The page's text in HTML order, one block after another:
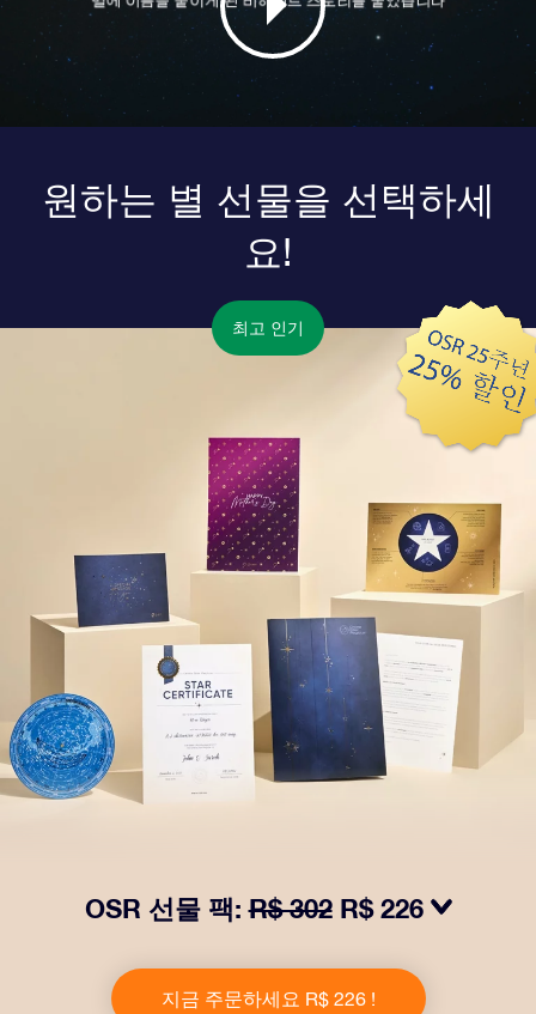
원하는 별 선물을 선택하세
요!
최고 인기
OSR 선물 팩:R$ 302 R$ 226
투와 퍼스널라이즈 문서가 선택한 주소로 발송되고 디지
털 문서가 제공되며 무료로 OSR 앱을 이용할 수 있습니
지금 주문하세요 R$ 226 !